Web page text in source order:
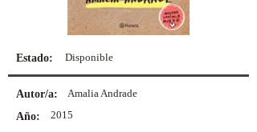
Estado: Disponible
Autor/a:
Amalia Andrade
Año:
2015